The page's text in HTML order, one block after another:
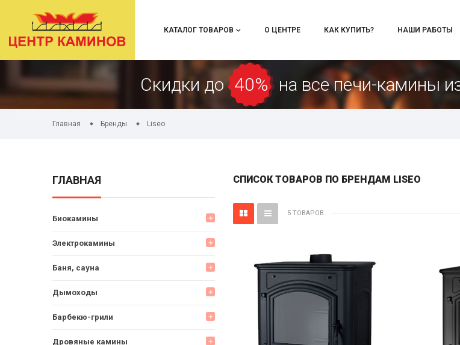
КАТАЛОГ ТОВАРОВ О ЦЕНТРЕ КАК КУПИТЬ? НАШИ РАБОТЫ
Скидки до 40% на все печи-камины
Главная Бренды Liseo
ГЛАВНАЯ
Биокамины add
Электрокамины add
Баня, сауна add
Дымоходы add
Барбекю-грили add
Дровяные камины add
СПИСОК ТОВАРОВ ПО БРЕНДАМ LISEO
5 ТОВАРОВ.